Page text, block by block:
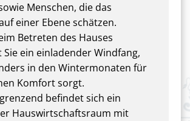
Menschen, die das
einer Ebene schätzen.
Betreten des Hauses
Sie ein einladender Windfang,
in den Wintermonaten für
Komfort sorgt.
befindet sich ein
Hauswirtschaftsraum mit